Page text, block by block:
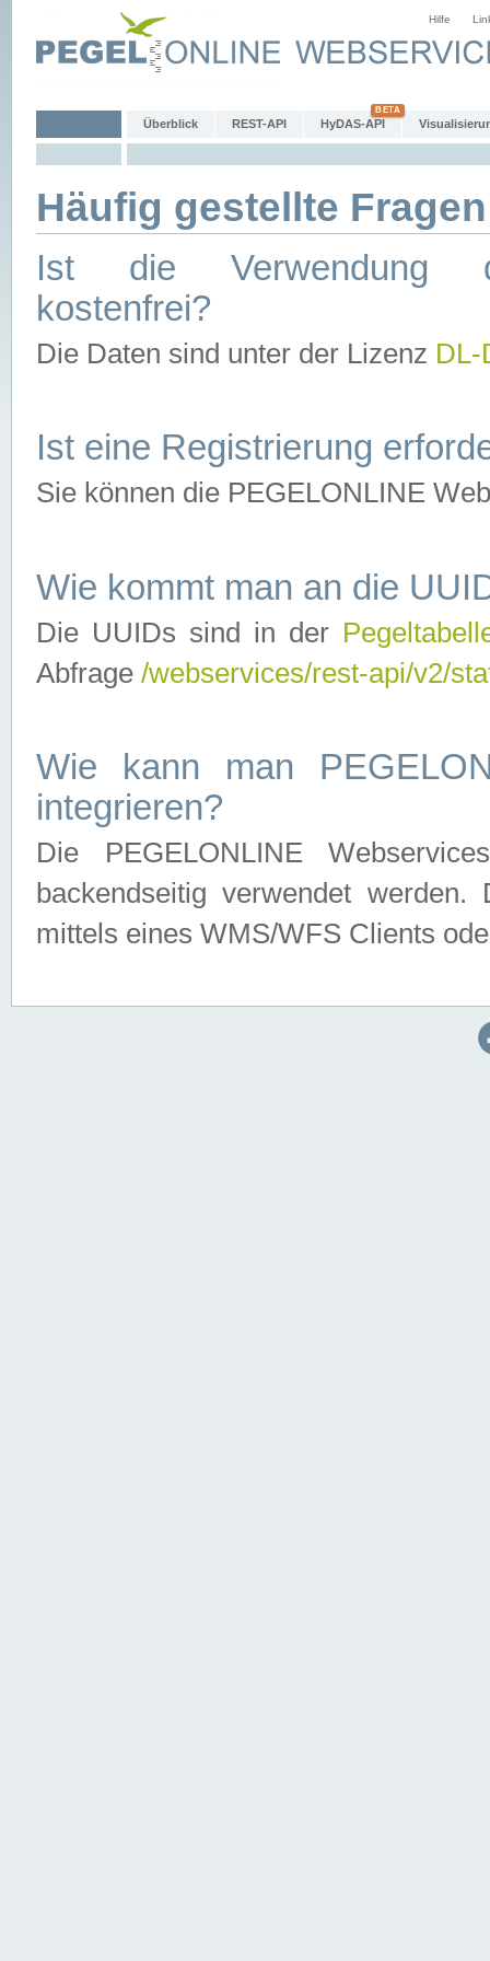
Hilfe
Überblick REST-API HyDAS-API
Häufig gestellte
Ist die Verwendung
kostenfrei?
Die Daten sind unter der Lizenz
Ist eine Registrierung
Sie können die PEGELONLINE
Wie kommt man an die
Die UUIDs sind in der
Abfrage /webservices/rest-api/v2/
Wie kann man
integrieren?
Die PEGELONLINE
backendseitig verwendet
mittels eines WMS/WFS Clients